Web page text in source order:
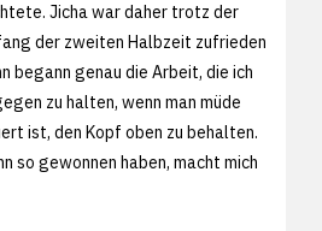
Jicha war daher trotz der
der zweiten Halbzeit zufrieden
begann genau die Arbeit, die ich
zu halten, wenn man müde
ist, den Kopf oben zu behalten.
so gewonnen haben, macht mich